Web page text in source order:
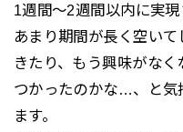
1週間～2週間以内に実現
あまり期間が長く空い
きたり、もう興味がな
つかったのかな…、と気
ます。